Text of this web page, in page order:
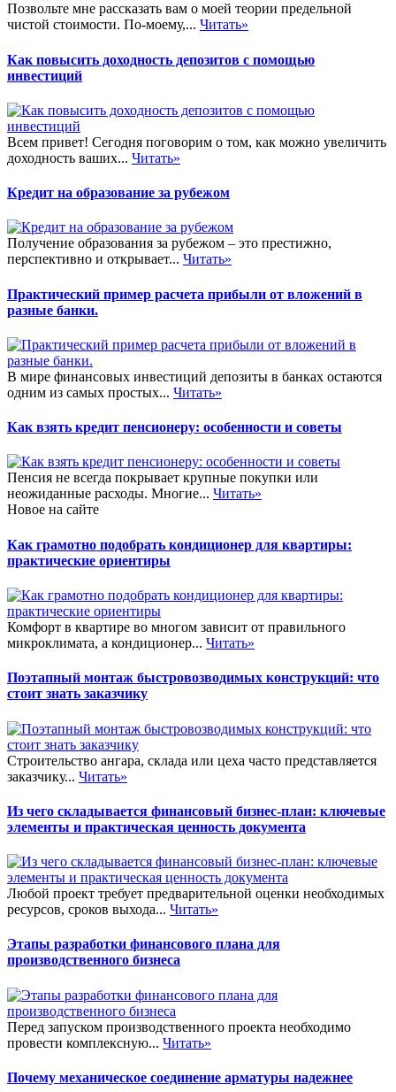
Позвольте мне рассказать вам о моей теории предельной
чистой стоимости. По-моему,... Читать»
Как повысить доходность депозитов с помощью
инвестиций
Всем привет! Сегодня поговорим о том, как можно увеличить
доходность ваших... Читать»
Кредит на образование за рубежом
Получение образования за рубежом – это престижно,
перспективно и открывает... Читать»
Практический пример расчета прибыли от вложений в
разные банки.
В мире финансовых инвестиций депозиты в банках остаются
одним из самых простых... Читать»
Как взять кредит пенсионеру: особенности и советы
Пенсия не всегда покрывает крупные покупки или
неожиданные расходы. Многие... Читать»
Новое на сайте
Как грамотно подобрать кондиционер для квартиры:
практические ориентиры
Комфорт в квартире во многом зависит от правильного
микроклимата, а кондиционер... Читать»
Поэтапный монтаж быстровозводимых конструкций: что
стоит знать заказчику
Строительство ангара, склада или цеха часто представляется
заказчику... Читать»
Из чего складывается финансовый бизнес-план: ключевые
элементы и практическая ценность документа
Любой проект требует предварительной оценки необходимых
ресурсов, сроков выхода... Читать»
Этапы разработки финансового плана для
производственного бизнеса
Перед запуском производственного проекта необходимо
провести комплексную... Читать»
Почему механическое соединение арматуры надежнее